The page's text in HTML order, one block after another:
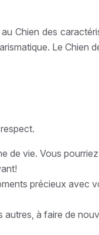
Chien des
Le Chien
vie. Vous pourriez
précieux avec
autres, à faire de